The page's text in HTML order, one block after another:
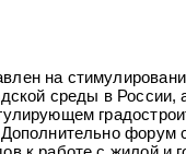
на
среды в России,
Дополнительно форум